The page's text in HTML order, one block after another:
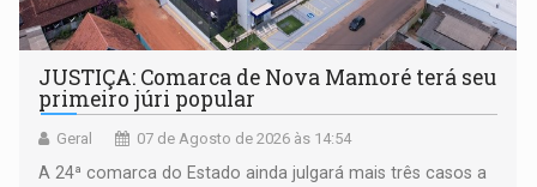
JUSTIÇA: Comarca de Nova Mamoré terá seu
primeiro júri popular
Geral 07 de Agosto de 2026 às 14:54
A 24ª comarca do Estado ainda julgará mais três casos a